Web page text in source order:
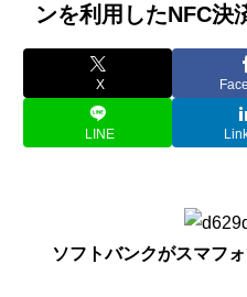
ンを利用したNFC決
X
LINE
ソフトバンクがスマフ